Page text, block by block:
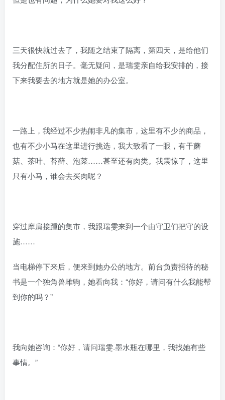
三天很快就过去了，我随之结束了隔离，第四天，是给他们
我分配住所的日子。毫无疑问，是瑞雯亲自给我安排的，接
下来我要去的地方就是她的办公室。
一路上，我经过不少热闹非凡的集市，这里有不少的商品，
也有不少小马在这里进行挑选，我大致看了一眼，有干蘑
菇、茶叶、苔藓、泡菜……甚至还有肉类。我震惊了，这里
只有小马，谁会去买肉呢？
穿过摩肩接踵的集市，我跟瑞雯来到一个由守卫们把守的设
施……
当电梯停下来后，便来到她办公的地方。前台负责招待的秘
书是一个独角兽雌驹，她看向我：“你好，请问有什么我能帮
到你的吗？”
我向她咨询：“你好，请问瑞雯.墨水瓶在哪里，我找她有些
事情。”